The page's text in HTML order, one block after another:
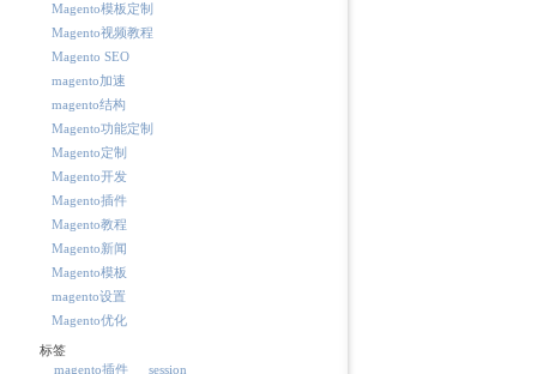
Magento模板定制
Magento视频教程
Magento SEO
magento加速
magento结构
Magento功能定制
Magento定制
Magento开发
Magento插件
Magento教程
Magento新闻
Magento模板
magento设置
Magento优化
标签
magento插件
session